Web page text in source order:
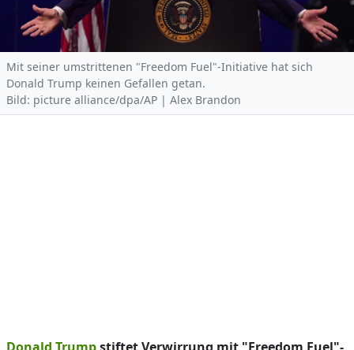
Mit seiner umstrittenen "Freedom Fuel"-Initiative hat sich
Donald Trump keinen Gefallen getan.
Bild: picture alliance/dpa/AP | Alex Brandon